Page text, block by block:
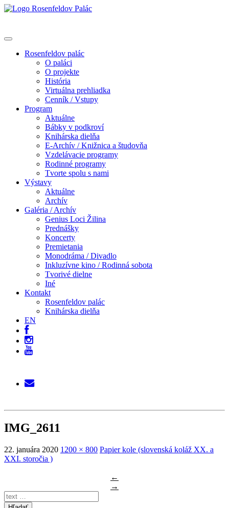
Rosenfeldov palác
O paláci
O projekte
História
Virtuálna prehliadka
Cenník / Vstupy
Program
Aktuálne
Bábky v podkroví
Knihárska dielňa
E-Archív / Knižnica a študovňa
Vzdelávacie programy
Rodinné programy
Tvorte spolu s nami
Výstavy
Aktuálne
Archív
Galéria / Archív
Genius Loci Žilina
Prednášky
Koncerty
Premietania
Monodráma / Divadlo
Inkluzívne kino / Rodinná sobota
Tvorivé dielne
Iné
Kontakt
Rosenfeldov palác
Knihárska dielňa
EN
IMG_2611
22. januára 2020 1200 × 800 Papier kole (slovenská koláž XX. a
XXI. storočia )
←
→